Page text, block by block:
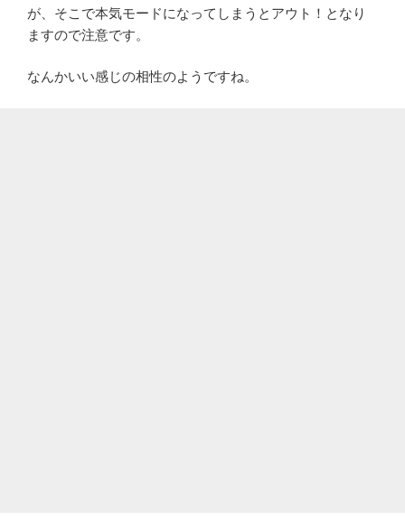
が、そこで本気モードになってしまうとアウト！となり
ますので注意です。
なんかいい感じの相性のようですね。